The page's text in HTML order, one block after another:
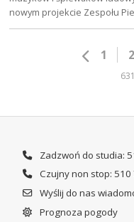
nowym projekcie Zespołu
1 2
Zadzwoń do studia:
Czujny non stop: 510
Wyślij do nas
Prognoza pogody